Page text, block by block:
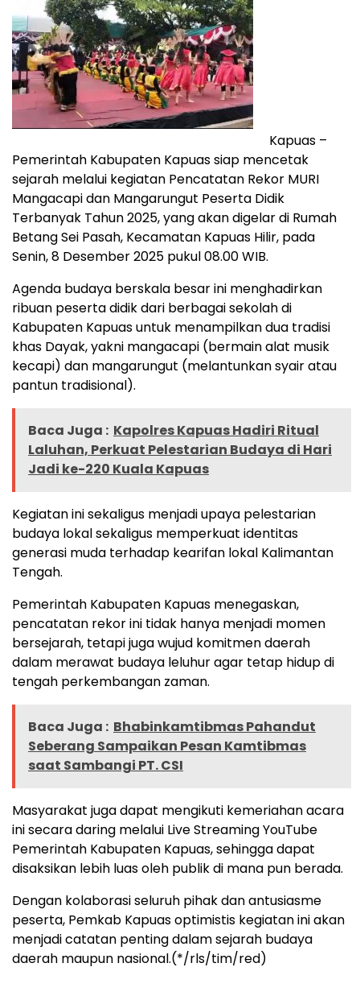
Kapuas –
Pemerintah Kabupaten Kapuas siap mencetak
sejarah melalui kegiatan Pencatatan Rekor MURI
Mangacapi dan Mangarungut Peserta Didik
Terbanyak Tahun 2025, yang akan digelar di Rumah
Betang Sei Pasah, Kecamatan Kapuas Hilir, pada
Senin, 8 Desember 2025 pukul 08.00 WIB.
Agenda budaya berskala besar ini menghadirkan
ribuan peserta didik dari berbagai sekolah di
Kabupaten Kapuas untuk menampilkan dua tradisi
khas Dayak, yakni mangacapi (bermain alat musik
kecapi) dan mangarungut (melantunkan syair atau
pantun tradisional).
Baca Juga : Kapolres Kapuas Hadiri Ritual
Laluhan, Perkuat Pelestarian Budaya di Hari
Jadi ke-220 Kuala Kapuas
Kegiatan ini sekaligus menjadi upaya pelestarian
budaya lokal sekaligus memperkuat identitas
generasi muda terhadap kearifan lokal Kalimantan
Tengah.
Pemerintah Kabupaten Kapuas menegaskan,
pencatatan rekor ini tidak hanya menjadi momen
bersejarah, tetapi juga wujud komitmen daerah
dalam merawat budaya leluhur agar tetap hidup di
tengah perkembangan zaman.
Baca Juga : Bhabinkamtibmas Pahandut
Seberang Sampaikan Pesan Kamtibmas
saat Sambangi PT. CSI
Masyarakat juga dapat mengikuti kemeriahan acara
ini secara daring melalui Live Streaming YouTube
Pemerintah Kabupaten Kapuas, sehingga dapat
disaksikan lebih luas oleh publik di mana pun berada.
Dengan kolaborasi seluruh pihak dan antusiasme
peserta, Pemkab Kapuas optimistis kegiatan ini akan
menjadi catatan penting dalam sejarah budaya
daerah maupun nasional.(*/rls/tim/red)